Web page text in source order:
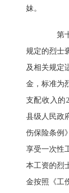
妹。
第十
规定的烈士
及相关规定
金，标准为
支配收入的
县级人民政
伤保险条例
享受一次性
本工资的烈
金按照《工